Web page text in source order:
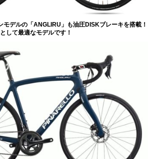
モデルの「ANGLIRU」も油圧DISKブレーキを搭載！
して最適なモデルです！